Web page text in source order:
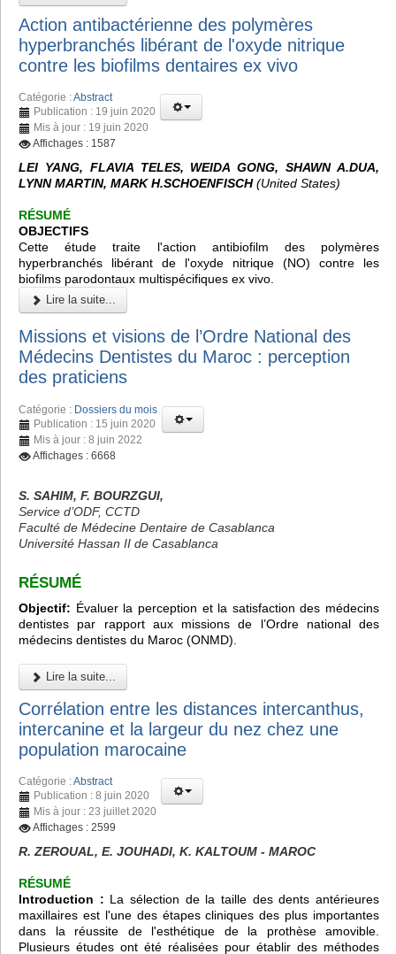
Action antibactérienne des polymères
hyperbranchés libérant de l'oxyde nitrique
contre les biofilms dentaires ex vivo
Catégorie :Abstract
Publication : 19 juin 2020
Mis à jour : 19 juin 2020
Affichages : 1587
LEI YANG, FLAVIA TELES, WEIDA GONG, SHAWN A.DUA,
LYNN MARTIN, MARK H.SCHOENFISCH(United States)
RÉSUMÉ
OBJECTIFS
Cette étude traite l'action antibiofilm des polymères
hyperbranchés libérant de l'oxyde nitrique (NO) contre les
biofilms parodontaux multispécifiques ex vivo.
Lire la suite...
Missions et visions de l’Ordre National des
Médecins Dentistes du Maroc : perception
des praticiens
Catégorie : Dossiers du mois
Publication : 15 juin 2020
Mis à jour : 8 juin 2022
Affichages : 6668
S. SAHIM, F. BOURZGUI,
Service d’ODF, CCTD
Faculté de Médecine Dentaire de Casablanca
Université Hassan II de Casablanca
RÉSUMÉ
Objectif: Évaluer la perception et la satisfaction des médecins
dentistes par rapport aux missions de l’Ordre national des
médecins dentistes du Maroc (ONMD).
Lire la suite...
Corrélation entre les distances intercanthus,
intercanine et la largeur du nez chez une
population marocaine
Catégorie :Abstract
Publication : 8 juin 2020
Mis à jour : 23 juillet 2020
Affichages : 2599
R. ZEROUAL, E. JOUHADI, K. KALTOUM - MAROC
RÉSUMÉ
Introduction : La sélection de la taille des dents antérieures
maxillaires est l'une des étapes cliniques des plus importantes
dans la réussite de l'esthétique de la prothèse amovible.
Plusieurs études ont été réalisées pour établir des méthodes